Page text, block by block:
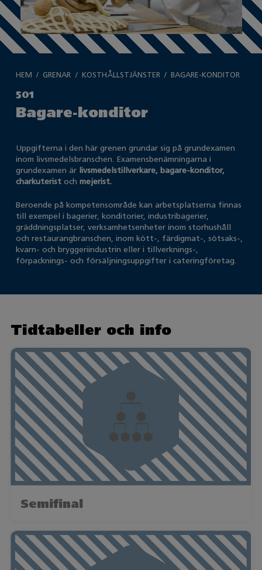
HEM GRENAR KOSTHÅLLSTJÄNSTER BAGARE-KONDITOR
501
Bagare-konditor
Uppgifterna i den här grenen grundar sig på grundexamen
inom livsmedelsbranschen. Examensbenämningarna i
grundexamen är livsmedelstillverkare, bagare-konditor,
charkuterist och mejerist.
Beroende på kompetensområde kan arbetsplatserna finnas
till exempel i bagerier, konditorier, industribagerier,
gräddningsplatser, verksamhetsenheter inom storhushåll
och restaurangbranschen, inom kött-, färdigmat-, sötsaks-,
kvarn- och bryggeriindustrin eller i tillverknings-,
förpacknings- och försäljningsuppgifter i cateringföretag.
Tidtabeller och info
Semifinal